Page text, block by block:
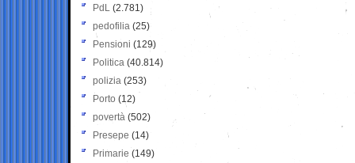
PdL (2.781)
pedofilia (25)
Pensioni (129)
Politica (40.814)
polizia (253)
Porto (12)
povertà (502)
Presepe (14)
Primarie (149)